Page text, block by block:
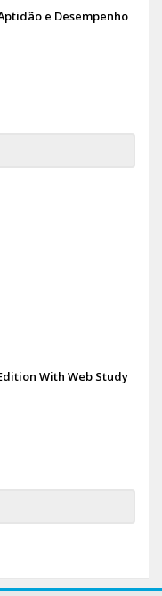
e Desempenho
With Web Study